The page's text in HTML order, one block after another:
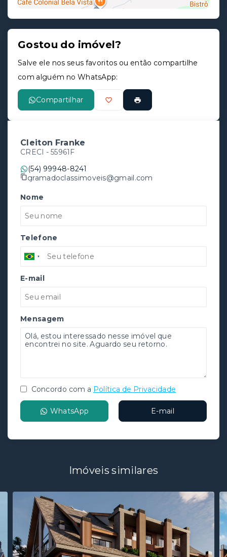
Gostou do imóvel?
Salve ele nos seus favoritos ou então compartilhe
com alguém no WhatsApp:
Compartilhar
Cleiton Franke
CRECI - 55961F
(54) 99948-8241
gramadoclassimoveis@gmail.com
Nome
Telefone
E-mail
Mensagem
Concordo com a Política de Privacidade
WhatsApp E-mail
Imóveis similares